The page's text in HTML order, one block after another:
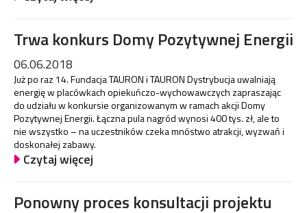
Trwa konkurs Domy Pozytywnej Energii
06.06.2018
Już po raz 14. Fundacja TAURON i TAURON Dystrybucja uwalniają
energię w placówkach opiekuńczo-wychowawczych zapraszając
do udziału w konkursie organizowanym w ramach akcji Domy
Pozytywnej Energii. Łączna pula nagród wynosi 400 tys. zł, ale to
nie wszystko – na uczestników czeka mnóstwo atrakcji, wyzwań i
doskonałej zabawy.
Czytaj więcej
Ponowny proces konsultacji projektu